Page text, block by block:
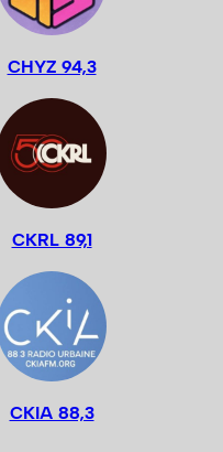
CHYZ 94,3
CKRL 89,1
CKIA 88,3